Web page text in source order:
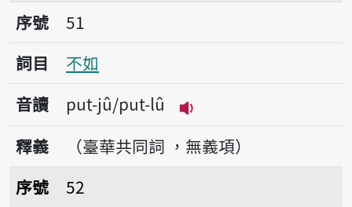
序號51不如
序號
51
詞目
不如
音讀
put-jû/put-lû
播放音讀put-jû/put-lû
釋義
（臺華共同詞 ，無義項）
序號52不該
序號
52